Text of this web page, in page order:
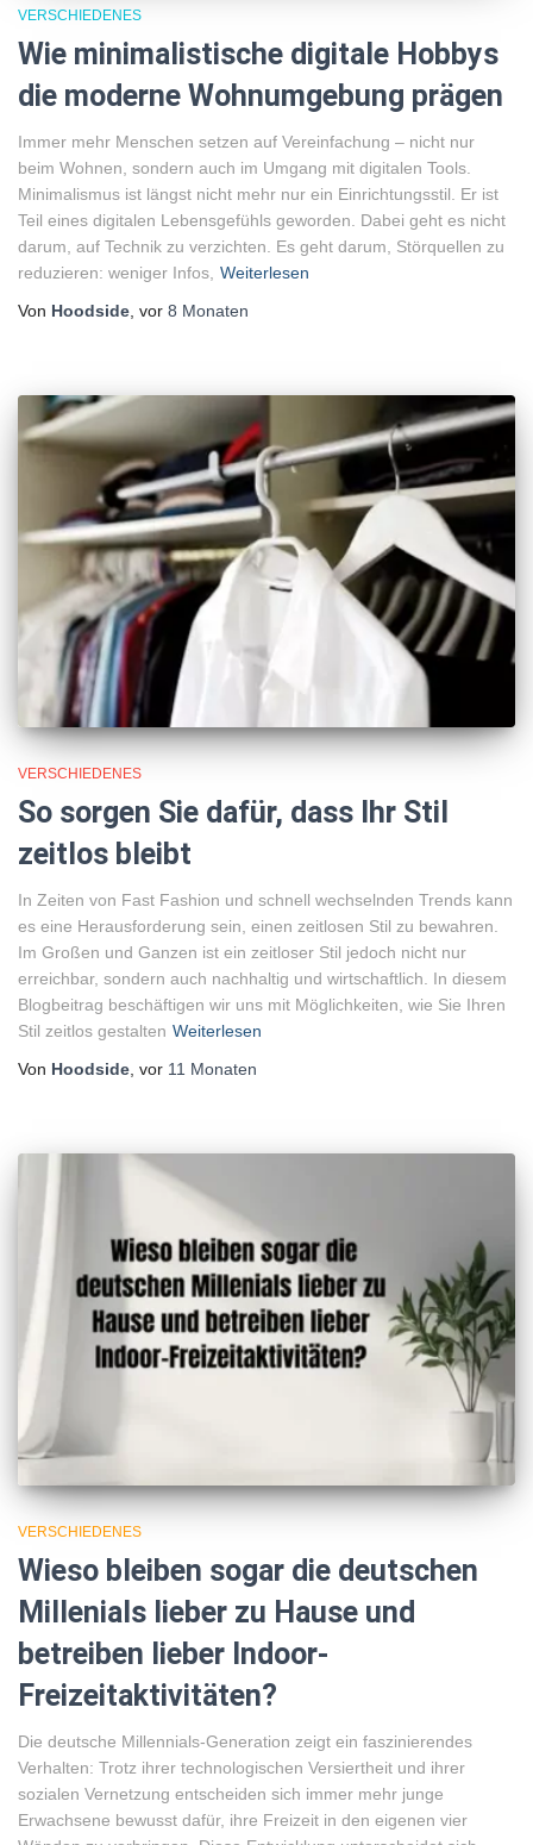
VERSCHIEDENES
Wie minimalistische digitale Hobbys
die moderne Wohnumgebung prägen
Immer mehr Menschen setzen auf Vereinfachung – nicht nur
beim Wohnen, sondern auch im Umgang mit digitalen Tools.
Minimalismus ist längst nicht mehr nur ein Einrichtungsstil. Er ist
Teil eines digitalen Lebensgefühls geworden. Dabei geht es nicht
darum, auf Technik zu verzichten. Es geht darum, Störquellen zu
reduzieren: weniger Infos, Weiterlesen
Von Hoodside, vor 8 Monaten
VERSCHIEDENES
So sorgen Sie dafür, dass Ihr Stil
zeitlos bleibt
In Zeiten von Fast Fashion und schnell wechselnden Trends kann
es eine Herausforderung sein, einen zeitlosen Stil zu bewahren.
Im Großen und Ganzen ist ein zeitloser Stil jedoch nicht nur
erreichbar, sondern auch nachhaltig und wirtschaftlich. In diesem
Blogbeitrag beschäftigen wir uns mit Möglichkeiten, wie Sie Ihren
Stil zeitlos gestalten Weiterlesen
Von Hoodside , vor 11 Monaten
VERSCHIEDENES
Wieso bleiben sogar die deutschen
Millenials lieber zu Hause und
betreiben lieber Indoor-
Freizeitaktivitäten?
Die deutsche Millennials-Generation zeigt ein faszinierendes
Verhalten: Trotz ihrer technologischen Versiertheit und ihrer
sozialen Vernetzung entscheiden sich immer mehr junge
Erwachsene bewusst dafür, ihre Freizeit in den eigenen vier